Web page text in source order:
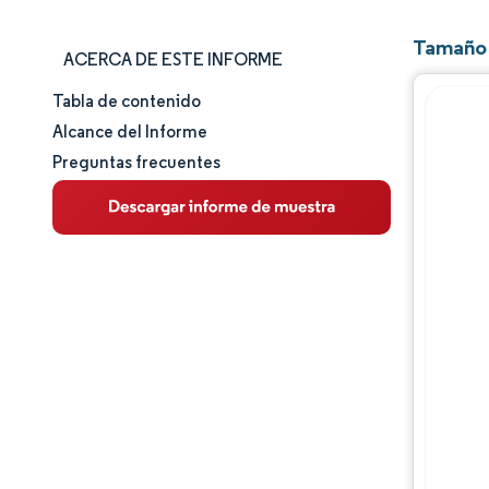
ACERCA DE ESTE INFORME
Tamaño y cuota de mercado
Análisis de mercado
Tendencias e ideas
Tabla de contenido
Alcance del Informe
Preguntas frecuentes